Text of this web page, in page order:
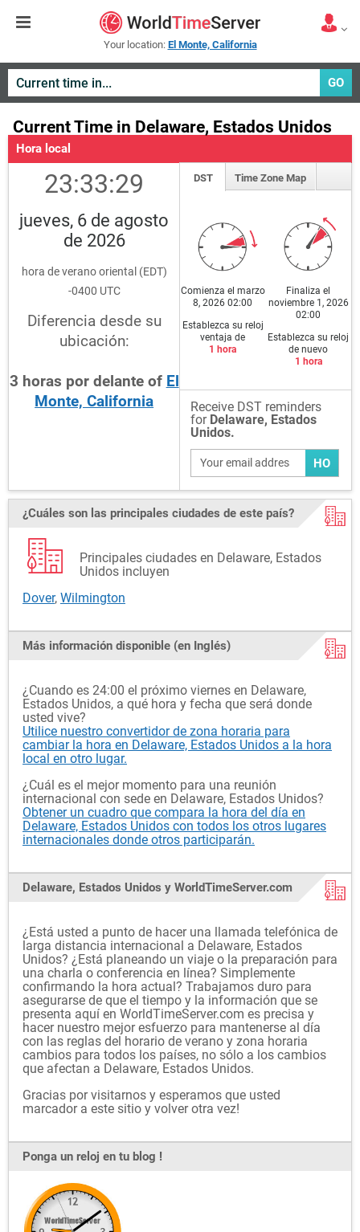
Your location: El Monte, California
GO
Current Time in Delaware, Estados Unidos
Hora local
23:33:30
jueves, 6 de agosto
de 2026
hora de verano oriental (EDT)
-0400 UTC
Diferencia desde su
ubicación:
3 horas por delante of El
Monte, California
DST Time Zone Map
Comienza el marzo
8, 2026 02:00
Establezca su reloj
ventaja de
1 hora
Finaliza el
noviembre 1, 2026
02:00
Establezca su reloj
de nuevo
1 hora
Receive DST reminders
for Delaware, Estados
Unidos.
HO
¿Cuáles son las principales ciudades de este país?
Principales ciudades en Delaware, Estados
Unidos incluyen
Dover, Wilmington
Más información disponible (en Inglés)
¿Cuando es 24:00 el próximo viernes en Delaware,
Estados Unidos, a qué hora y fecha que será donde
usted vive?
Utilice nuestro convertidor de zona horaria para
cambiar la hora en Delaware, Estados Unidos a la hora
local en otro lugar.
¿Cuál es el mejor momento para una reunión
internacional con sede en Delaware, Estados Unidos?
Obtener un cuadro que compara la hora del día en
Delaware, Estados Unidos con todos los otros lugares
internacionales donde otros participarán.
Delaware, Estados Unidos y WorldTimeServer.com
¿Está usted a punto de hacer una llamada telefónica de
larga distancia internacional a Delaware, Estados
Unidos? ¿Está planeando un viaje o la preparación para
una charla o conferencia en línea? Simplemente
confirmando la hora actual? Trabajamos duro para
asegurarse de que el tiempo y la información que se
presenta aquí en WorldTimeServer.com es precisa y
hacer nuestro mejor esfuerzo para mantenerse al día
con las reglas del horario de verano y zona horaria
cambios para todos los países, no sólo a los cambios
que afectan a Delaware, Estados Unidos.
Gracias por visitarnos y esperamos que usted
marcador a este sitio y volver otra vez!
Ponga un reloj en tu blog !